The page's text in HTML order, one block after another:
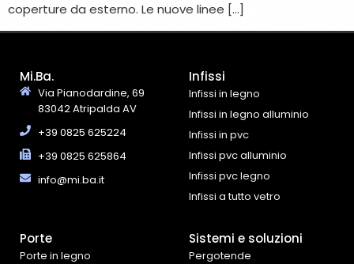
coperture da esterno. Le nuove linee […]
Mi.Ba.
Via Pianodardine, 69
83042 Atripalda AV
+39 0825 625224
+39 0825 625864
info@mi.ba.it
Infissi
Infissi in legno
Infissi in legno alluminio
Infissi in pvc
Infissi pvc alluminio
Infissi pvc legno
Infissi a tutto vetro
Porte
Porte in legno
Sistemi e soluzioni
Pergotende